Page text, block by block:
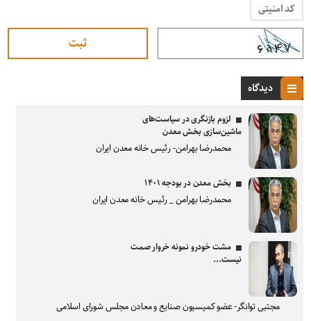
کد امنیتی
دیدگاه
لزوم بازنگری در سیاست‌های
ماشین‌سازی بخش معدن
محمدرضا بهرامن- رئیس خانه معدن ایران
بخش معدن در بودجه ۱۴۰۱
محمدرضا بهرامن _ رئیس خانه معدن ایران
مشت خودرو نمونه خروار صمت
نیست...
مجتبی توانگر- عضو کمیسیون صنایع و معادن مجلس شورای اسلامی